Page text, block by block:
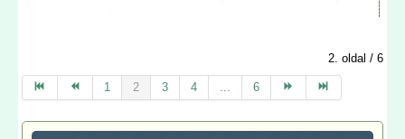
2. oldal / 6
1 2 3 4 ... 6